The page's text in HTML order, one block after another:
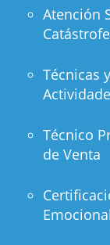
Atención
Técnicas
Técnico
de Venta